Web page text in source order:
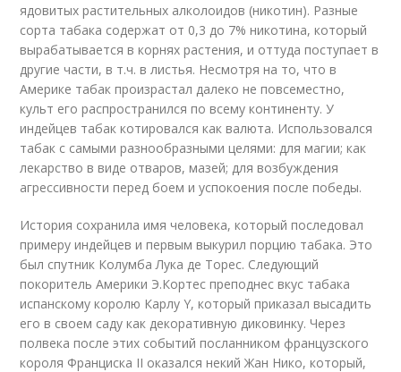
ядовитых растительных алколоидов (никотин). Разные
сорта табака содержат от 0,3 до 7% никотина, который
вырабатывается в корнях растения, и оттуда поступает в
другие части, в т.ч. в листья. Несмотря на то, что в
Америке табак произрастал далеко не повсеместно,
культ его распространился по всему континенту. У
индейцев табак котировался как валюта. Использовался
табак с самыми разнообразными целями: для магии; как
лекарство в виде отваров, мазей; для возбуждения
агрессивности перед боем и успокоения после победы.
История сохранила имя человека, который последовал
примеру индейцев и первым выкурил порцию табака. Это
был спутник Колумба Лука де Торес. Следующий
покоритель Америки Э.Кортес преподнес вкус табака
испанскому королю Карлу Y, который приказал высадить
его в своем саду как декоративную диковинку. Через
полвека после этих событий посланником французского
короля Франциска II оказался некий Жан Нико, который,